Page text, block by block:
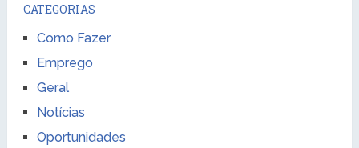
CATEGORIAS
Como Fazer
Emprego
Geral
Notícias
Oportunidades